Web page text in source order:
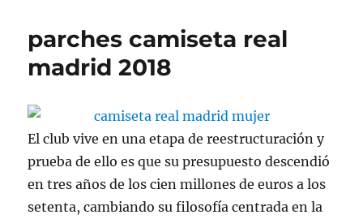
parches camiseta real
madrid 2018
El club vive en una etapa de reestructuración y
prueba de ello es que su presupuesto descendió
en tres años de los cien millones de euros a los
setenta, cambiando su filosofía centrada en la